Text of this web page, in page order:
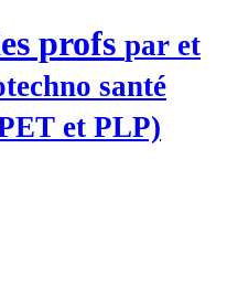
profs par et
santé
et PLP)